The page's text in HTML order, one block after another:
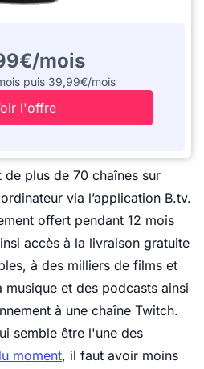
mois
puis 39,99€/mois
l'offre
plus de 70 chaînes sur
via l’application B.tv.
offert pendant 12 mois
accès à la livraison gratuite
à des milliers de films et
musique et des podcasts ainsi
à une chaîne Twitch.
semble être l'une des
moment, il faut avoir moins